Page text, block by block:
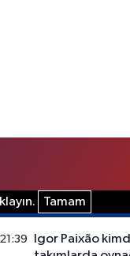
Tamam
21:39
Igor Paixão